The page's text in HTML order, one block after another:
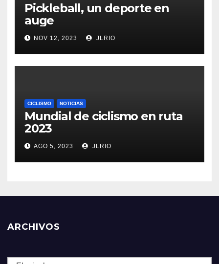
Pickleball, un deporte en
auge
NOV 12, 2023 JLRIO
CICLISMO NOTICIAS
Mundial de ciclismo en ruta
2023
AGO 5, 2023 JLRIO
ARCHIVOS